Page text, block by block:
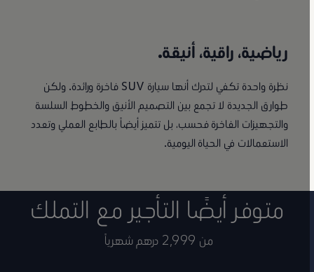
رياضية، راقية، أنيقة.
نظرة واحدة تكفي لتدرك أنها سيارة SUV فاخرة ورائدة. ولكن
طوارق الجديدة لا تجمع بين التصميم الأنيق والخطوط السلسة
والتجهيزات الفاخرة فحسب، بل تتميز أيضاً بالطابع العملي وتعدد
الاستعمالات في الحياة اليومية.
متوفر أيضًا التأجير مع التملك
من 2,999 درهم شهرياً